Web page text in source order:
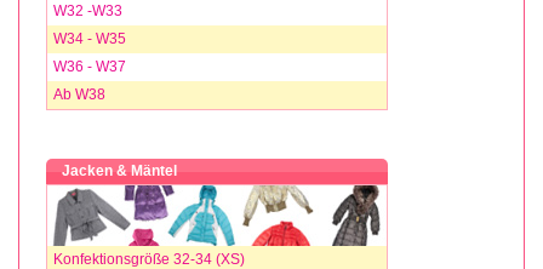
W32 -W33
W34 - W35
W36 - W37
Ab W38
Jacken & Mäntel
Konfektionsgröße 32-34 (XS)